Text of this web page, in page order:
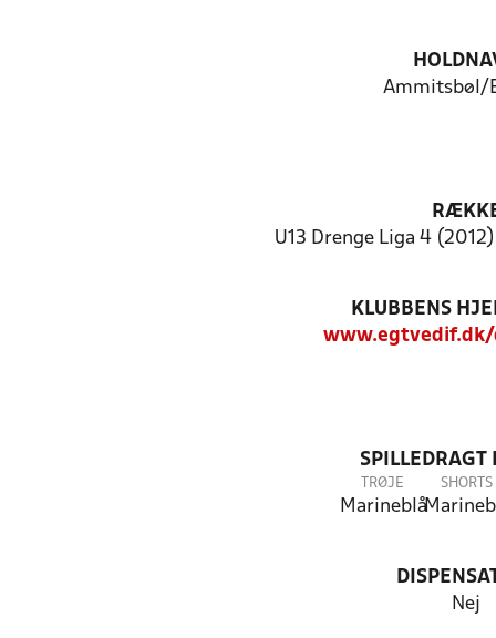
Ammitsbøl/
U13 Drenge Liga 4
KLUBBENS
SPILLEDRAGT
TRØJE
Marineblå
SHORTS
Nej